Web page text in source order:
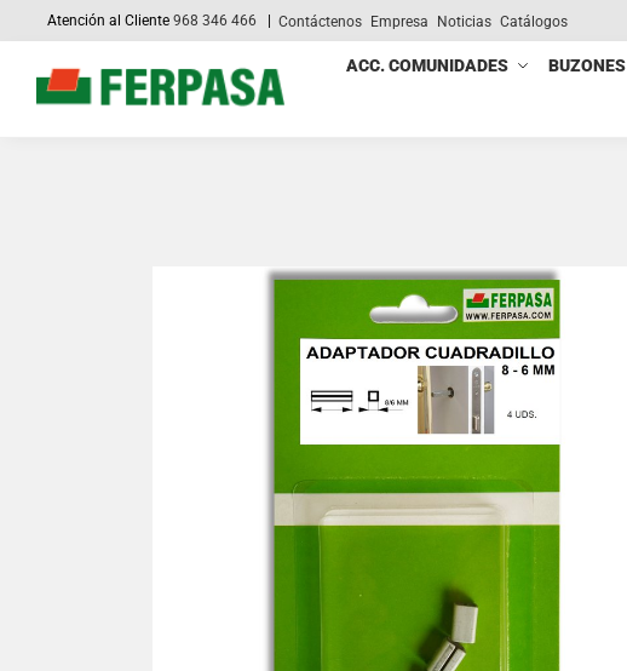
Atención al Cliente968 346 466 Contáctenos Empresa Noticias Catálogos
ACC. COMUNIDADES BUZONES
Search